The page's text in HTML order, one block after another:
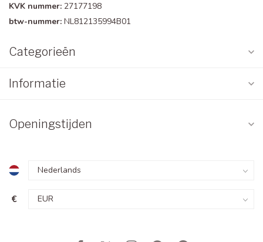
KVK nummer: 27177198
btw-nummer: NL812135994B01
Categorieën
Informatie
Openingstijden
€